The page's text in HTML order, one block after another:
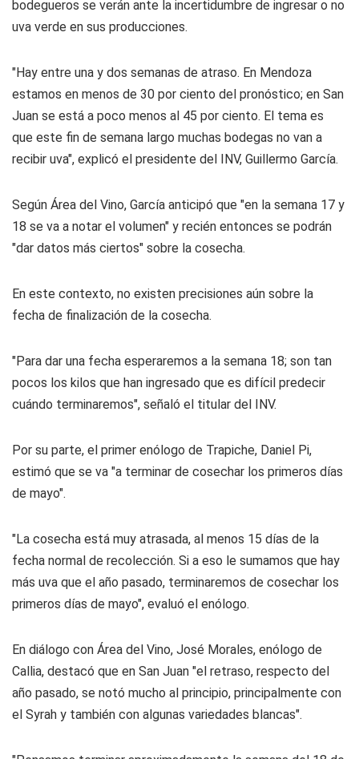
bodegueros se verán ante la incertidumbre de ingresar o no
uva verde en sus producciones.
"Hay entre una y dos semanas de atraso. En Mendoza
estamos en menos de 30 por ciento del pronóstico; en San
Juan se está a poco menos al 45 por ciento. El tema es
que este fin de semana largo muchas bodegas no van a
recibir uva", explicó el presidente del INV, Guillermo García.
Según Área del Vino, García anticipó que "en la semana 17 y
18 se va a notar el volumen" y recién entonces se podrán
"dar datos más ciertos" sobre la cosecha.
En este contexto, no existen precisiones aún sobre la
fecha de finalización de la cosecha.
"Para dar una fecha esperaremos a la semana 18; son tan
pocos los kilos que han ingresado que es difícil predecir
cuándo terminaremos", señaló el titular del INV.
Por su parte, el primer enólogo de Trapiche, Daniel Pi,
estimó que se va "a terminar de cosechar los primeros días
de mayo".
"La cosecha está muy atrasada, al menos 15 días de la
fecha normal de recolección. Si a eso le sumamos que hay
más uva que el año pasado, terminaremos de cosechar los
primeros días de mayo", evaluó el enólogo.
En diálogo con Área del Vino, José Morales, enólogo de
Callia, destacó que en San Juan "el retraso, respecto del
año pasado, se notó mucho al principio, principalmente con
el Syrah y también con algunas variedades blancas".